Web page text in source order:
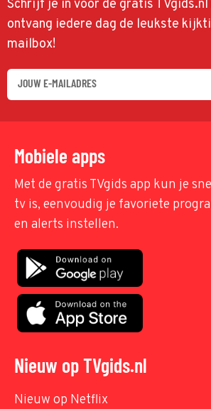
Schrijf je in voor de gratis
ontvang iedere dag de leukste
mailbox!
Mobiele apps
Met de gratis TVgids app kun je
tv is, eenvoudig je favoriete
en alerts instellen.
Nieuw op TVgids.nl
Nieuw op Netflix